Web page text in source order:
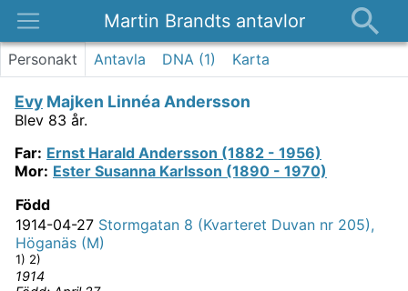
Martin Brandts antavlor
Platser
Om
Kontakt
Personakt Antavla DNA (1) Karta
Evy Majken Linnéa Andersson
Blev 83 år.
Far: Ernst Harald Andersson (1882 - 1956)
Mor: Ester Susanna Karlsson (1890 - 1970)
Född
1914-04-27 Stormgatan 8 (Kvarteret Duvan nr 205),
Höganäs (M)
1) 2)
1914